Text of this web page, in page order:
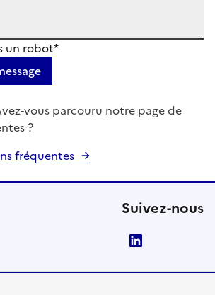
un robot*
vous parcouru notre page de
?
fréquentes
Suivez-nous